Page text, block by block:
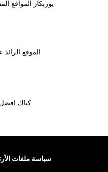
يوربكار المواقع
الموقع الرائد
كياك افضل
سياسة ملفات